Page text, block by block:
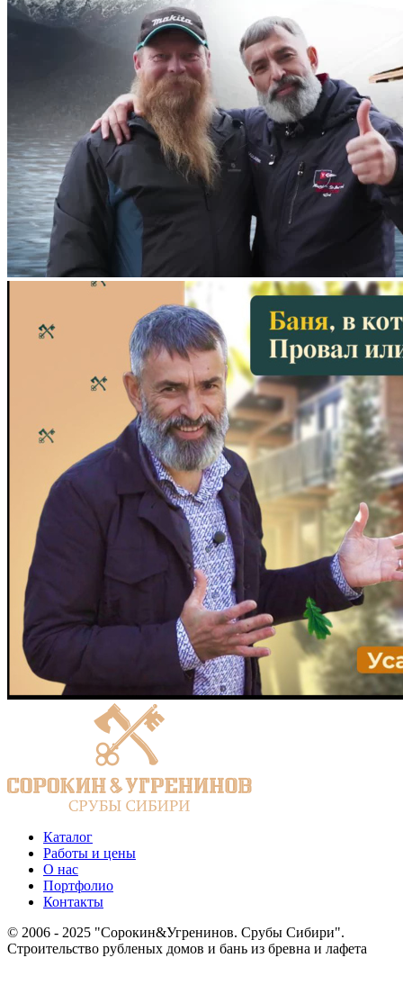
Каталог
Работы и цены
О нас
Портфолио
Контакты
© 2006 - 2025 "Сорокин&Угренинов. Срубы Сибири".
Строительство рубленых домов и бань из бревна и лафета